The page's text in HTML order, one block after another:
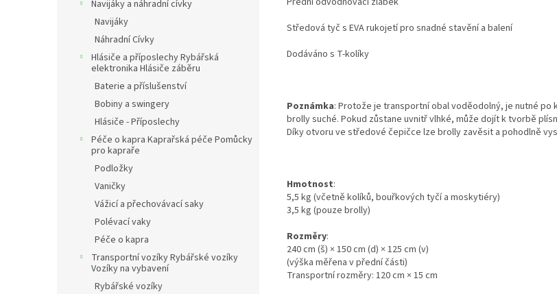
Navijáky a náhradní cívky
Navijáky
Náhradní Cívky
Hlásiče a příposlechy Rybářská
elektronika Hlásiče záběru
Baterie a příslušenství
Bobiny a swingery
Hlásiče - Příposlechy
Péče o kapra Kaprařská péče Pomůcky
pro kapraře
Podložky
Vaničky
Vážicí a přechovávací saky
Polévací vaky
Péče o kapra
Transportní vozíky Rybářské vozíky
Vozíky na vybavení
Rybářské vozíky
Středová tyč s EVA rukojetí pro snadné stavění a balení
Dodáváno s T-kolíky
Poznámka: Protože je transportní obal voděodolný, je nutné po
brolly suché. Pokud zůstane uvnitř vlhké, může dojít k tvorbě
Díky otvoru ve středové čepičce lze brolly zavěsit a pohodlně
Hmotnost:
5,5 kg (včetně kolíků, bouřkových tyčí a moskytiéry)
3,5 kg (pouze brolly)
Rozměry:
240 cm (š) × 150 cm (d) × 125 cm (v)
(výška měřena v přední části)
Transportní rozměry: 120 cm × 15 cm